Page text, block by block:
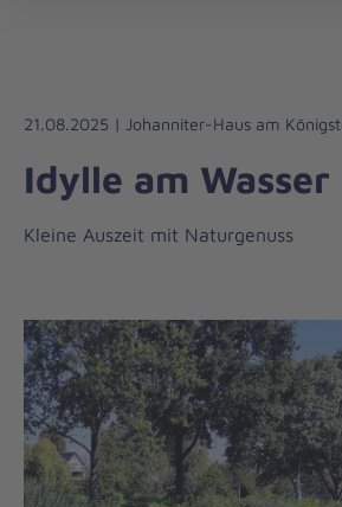
Liebe
Leben
21.08.2025 | Johanniter-Haus am
Idylle am Wasser
Kleine Auszeit mit Naturgenuss